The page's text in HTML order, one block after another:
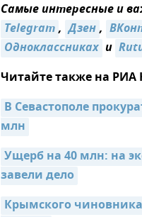
Самые интересные и
Telegram, Дзен,
Одноклассниках и
Читайте также на
В Севастополе
млн
Ущерб на 40 млн: на
завели дело
Крымского